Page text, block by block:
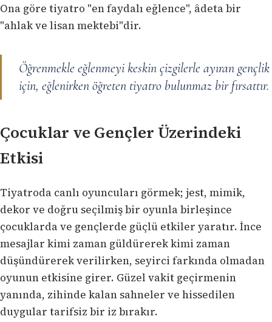
Ona göre tiyatro "en faydalı eğlence", âdeta bir
"ahlak ve lisan mektebi"dir.
Öğrenmekle eğlenmeyi keskin çizgilerle ayıran gençlik
için, eğlenirken öğreten tiyatro bulunmaz bir fırsattır.
Çocuklar ve Gençler Üzerindeki
Etkisi
Tiyatroda canlı oyuncuları görmek; jest, mimik,
dekor ve doğru seçilmiş bir oyunla birleşince
çocuklarda ve gençlerde güçlü etkiler yaratır. İnce
mesajlar kimi zaman güldürerek kimi zaman
düşündürerek verilirken, seyirci farkında olmadan
oyunun etkisine girer. Güzel vakit geçirmenin
yanında, zihinde kalan sahneler ve hissedilen
duygular tarifsiz bir iz bırakır.